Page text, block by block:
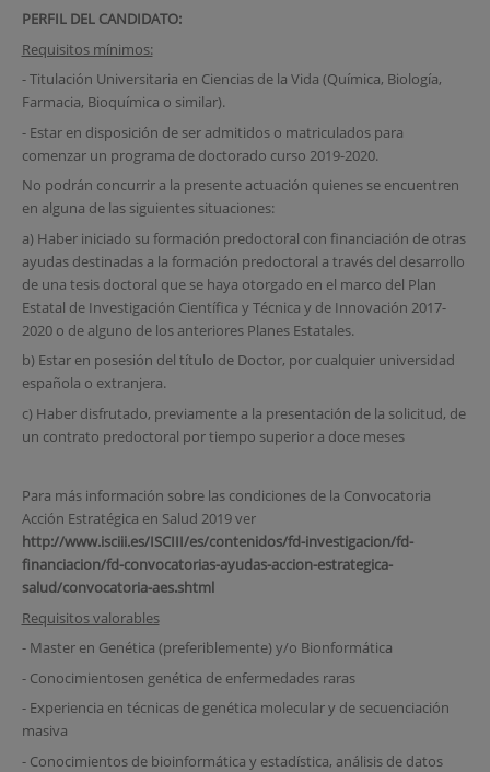
PERFIL DEL CANDIDATO:
Requisitos mínimos:
- Titulación Universitaria en Ciencias de la Vida (Química, Biología,
Farmacia, Bioquímica o similar).
- Estar en disposición de ser admitidos o matriculados para
comenzar un programa de doctorado curso 2019-2020.
No podrán concurrir a la presente actuación quienes se encuentren
en alguna de las siguientes situaciones:
a) Haber iniciado su formación predoctoral con financiación de otras
ayudas destinadas a la formación predoctoral a través del desarrollo
de una tesis doctoral que se haya otorgado en el marco del Plan
Estatal de Investigación Científica y Técnica y de Innovación 2017-
2020 o de alguno de los anteriores Planes Estatales.
b) Estar en posesión del título de Doctor, por cualquier universidad
española o extranjera.
c) Haber disfrutado, previamente a la presentación de la solicitud, de
un contrato predoctoral por tiempo superior a doce meses
Para más información sobre las condiciones de la Convocatoria
Acción Estratégica en Salud 2019 ver
http://www.isciii.es/ISCIII/es/contenidos/fd-investigacion/fd-
financiacion/fd-convocatorias-ayudas-accion-estrategica-
salud/convocatoria-aes.shtml
Requisitos valorables
- Master en Genética (preferiblemente) y/o Bionformática
- Conocimientosen genética de enfermedades raras
- Experiencia en técnicas de genética molecular y de secuenciación
masiva
- Conocimientos de bioinformática y estadística, análisis de datos